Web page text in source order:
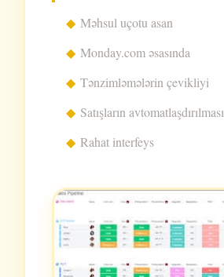
Məhsul uçotu asan
Monday.com əsasında
Tənzimləmələrin çevikliyi
Satışların avtomatlaşdırılması
Rahat interfeys